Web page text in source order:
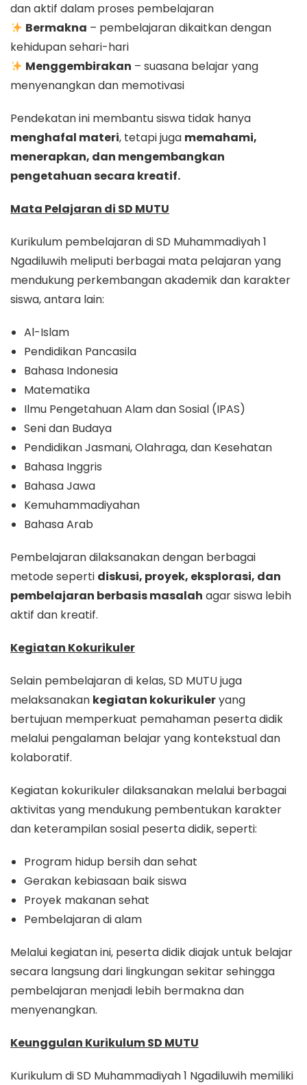
dan aktif dalam proses pembelajaran
Bermakna – pembelajaran dikaitkan dengan
kehidupan sehari-hari
Menggembirakan – suasana belajar yang
menyenangkan dan memotivasi
Pendekatan ini membantu siswa tidak hanya
menghafal materi, tetapi juga memahami,
menerapkan, dan mengembangkan
pengetahuan secara kreatif.
Mata Pelajaran di SD MUTU
Kurikulum pembelajaran di SD Muhammadiyah 1
Ngadiluwih meliputi berbagai mata pelajaran yang
mendukung perkembangan akademik dan karakter
siswa, antara lain:
Al-Islam
Pendidikan Pancasila
Bahasa Indonesia
Matematika
Ilmu Pengetahuan Alam dan Sosial (IPAS)
Seni dan Budaya
Pendidikan Jasmani, Olahraga, dan Kesehatan
Bahasa Inggris
Bahasa Jawa
Kemuhammadiyahan
Bahasa Arab
Pembelajaran dilaksanakan dengan berbagai
metode seperti diskusi, proyek, eksplorasi, dan
pembelajaran berbasis masalah agar siswa lebih
aktif dan kreatif.
Kegiatan Kokurikuler
Selain pembelajaran di kelas, SD MUTU juga
melaksanakan kegiatan kokurikuleryang
bertujuan memperkuat pemahaman peserta didik
melalui pengalaman belajar yang kontekstual dan
kolaboratif.
Kegiatan kokurikuler dilaksanakan melalui berbagai
aktivitas yang mendukung pembentukan karakter
dan keterampilan sosial peserta didik, seperti:
Program hidup bersih dan sehat
Gerakan kebiasaan baik siswa
Proyek makanan sehat
Pembelajaran di alam
Melalui kegiatan ini, peserta didik diajak untuk belajar
secara langsung dari lingkungan sekitar sehingga
pembelajaran menjadi lebih bermakna dan
menyenangkan.
Keunggulan Kurikulum SD MUTU
Kurikulum di SD Muhammadiyah 1 Ngadiluwih memiliki